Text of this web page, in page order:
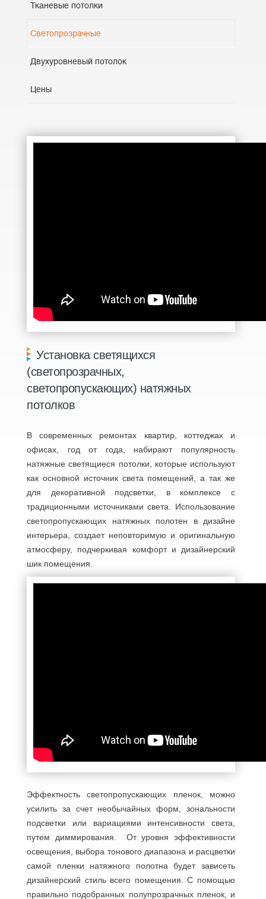
Тканевые потолки
Светопрозрачные
Двухуровневый потолок
Цены
Установка светящихся
(светопрозрачных,
светопропускающих) натяжных
потолков
В современных ремонтах квартир, коттеджах и
офисах, год от года, набирают популярность
натяжные светящиеся потолки, которые используют
как основной источник света помещений, а так же
для декоративной подсветки, в комплексе с
традиционными источниками света. Использование
светопропускающих натяжных полотен в дизайне
интерьера, создает неповторимую и оригинальную
атмосферу, подчеркивая комфорт и дизайнерский
шик помещения.
Эффектность светопропускающих пленок, можно
усилить за счет необычайных форм, зональности
подсветки или вариациями интенсивности света,
путем диммирования. От уровня эффективности
освещения, выбора тонового диапазона и расцветки
самой пленки натяжного полотна будет зависеть
дизайнерский стиль всего помещения. С помощью
правильно подобранных полупрозрачных пленок, и